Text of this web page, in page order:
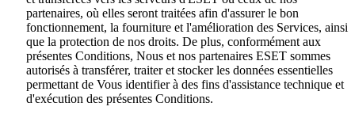
partenaires, où elles seront traitées afin d'assurer le bon
fonctionnement, la fourniture et l'amélioration des Services, ainsi
que la protection de nos droits. De plus, conformément aux
présentes Conditions, Nous et nos partenaires ESET sommes
autorisés à transférer, traiter et stocker les données essentielles
permettant de Vous identifier à des fins d'assistance technique et
d'exécution des présentes Conditions.